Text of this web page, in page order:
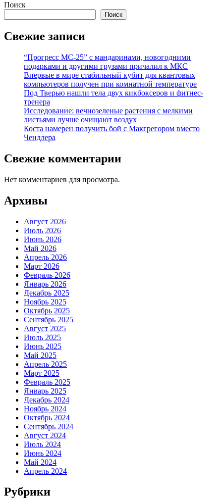
Поиск
Поиск
Свежие записи
“Прогресс МС-25” с мандаринами, новогодними
подарками и другими грузами причалил к МКС
Впервые в мире стабильный кубит для квантовых
компьютеров получен при комнатной температуре
Под Тверью нашли тела двух кикбоксеров и фитнес-
тренера
Исследование: вечнозеленые растения с мелкими
листьями лучше очищают воздух
Коста намерен получить бой с Макгрегором вместо
Чендлера
Свежие комментарии
Нет комментариев для просмотра.
Архивы
Август 2026
Июль 2026
Июнь 2026
Май 2026
Апрель 2026
Март 2026
Февраль 2026
Январь 2026
Декабрь 2025
Ноябрь 2025
Октябрь 2025
Сентябрь 2025
Август 2025
Июль 2025
Июнь 2025
Май 2025
Апрель 2025
Март 2025
Февраль 2025
Январь 2025
Декабрь 2024
Ноябрь 2024
Октябрь 2024
Сентябрь 2024
Август 2024
Июль 2024
Июнь 2024
Май 2024
Апрель 2024
Рубрики